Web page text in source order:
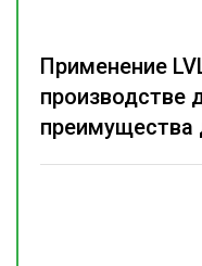
Применение
производстве
преимущества